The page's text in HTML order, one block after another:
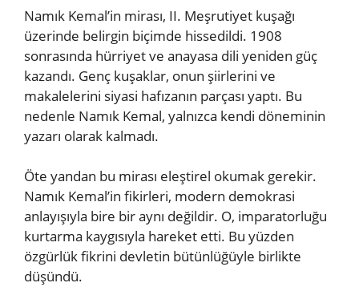
Namık Kemal’in mirası, II. Meşrutiyet kuşağı
üzerinde belirgin biçimde hissedildi. 1908
sonrasında hürriyet ve anayasa dili yeniden güç
kazandı. Genç kuşaklar, onun şiirlerini ve
makalelerini siyasi hafızanın parçası yaptı. Bu
nedenle Namık Kemal, yalnızca kendi döneminin
yazarı olarak kalmadı.
Öte yandan bu mirası eleştirel okumak gerekir.
Namık Kemal’in fikirleri, modern demokrasi
anlayışıyla bire bir aynı değildir. O, imparatorluğu
kurtarma kaygısıyla hareket etti. Bu yüzden
özgürlük fikrini devletin bütünlüğüyle birlikte
düşündü.